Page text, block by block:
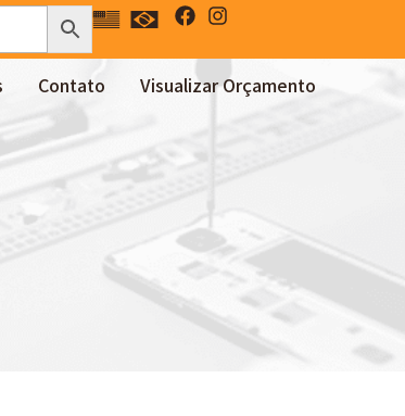
Contato Visualizar Orçamento